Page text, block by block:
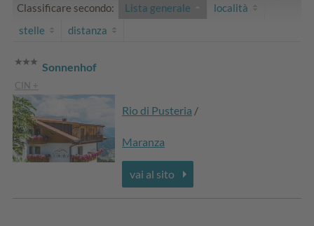
Classificare secondo: Lista generale
località
stelle
distanza
Sonnenhof
CIN +
Rio di Pusteria /
Maranza
vai al sito